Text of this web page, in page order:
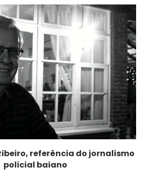
referência do jornalismo
policial baiano